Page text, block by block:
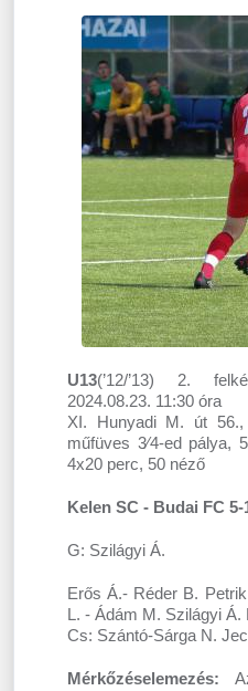
U13(’12/’13) 2.
2024.08.23. 11:30 óra
XI. Hunyadi M. út
műfüves 3⁄4-ed pálya,
4x20 perc, 50 néző
Kelen SC - Budai FC 5-
G: Szilágyi Á.
Erős Á.- Réder B.
L. - Ádám M. Szilágyi
Cs: Szántó-Sárga N.
Mérkőzéselemezés: